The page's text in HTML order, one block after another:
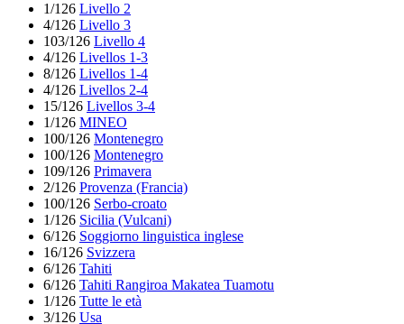
1/126 Livello 2
4/126 Livello 3
103/126 Livello 4
4/126 Livellos 1-3
8/126 Livellos 1-4
4/126 Livellos 2-4
15/126 Livellos 3-4
1/126 MINEO
100/126 Montenegro
100/126 Montenegro
109/126 Primavera
2/126 Provenza (Francia)
100/126 Serbo-croato
1/126 Sicilia (Vulcani)
6/126 Soggiorno linguistica inglese
16/126 Svizzera
6/126 Tahiti
6/126 Tahiti Rangiroa Makatea Tuamotu
1/126 Tutte le età
3/126 Usa